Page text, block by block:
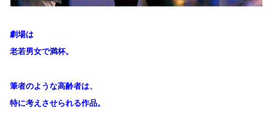
劇場は
老若男女で満杯。
筆者のような高齢者は、
特に考えさせられる作品。